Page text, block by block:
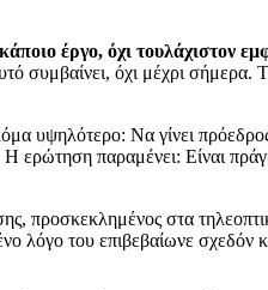
έργο, όχι τουλάχιστον
συμβαίνει, όχι μέχρι
υψηλότερο: Να γίνει
Η ερώτηση παραμένει: Είναι
προσκεκλημένος στα
λόγο του επιβεβαίωνε σχεδόν